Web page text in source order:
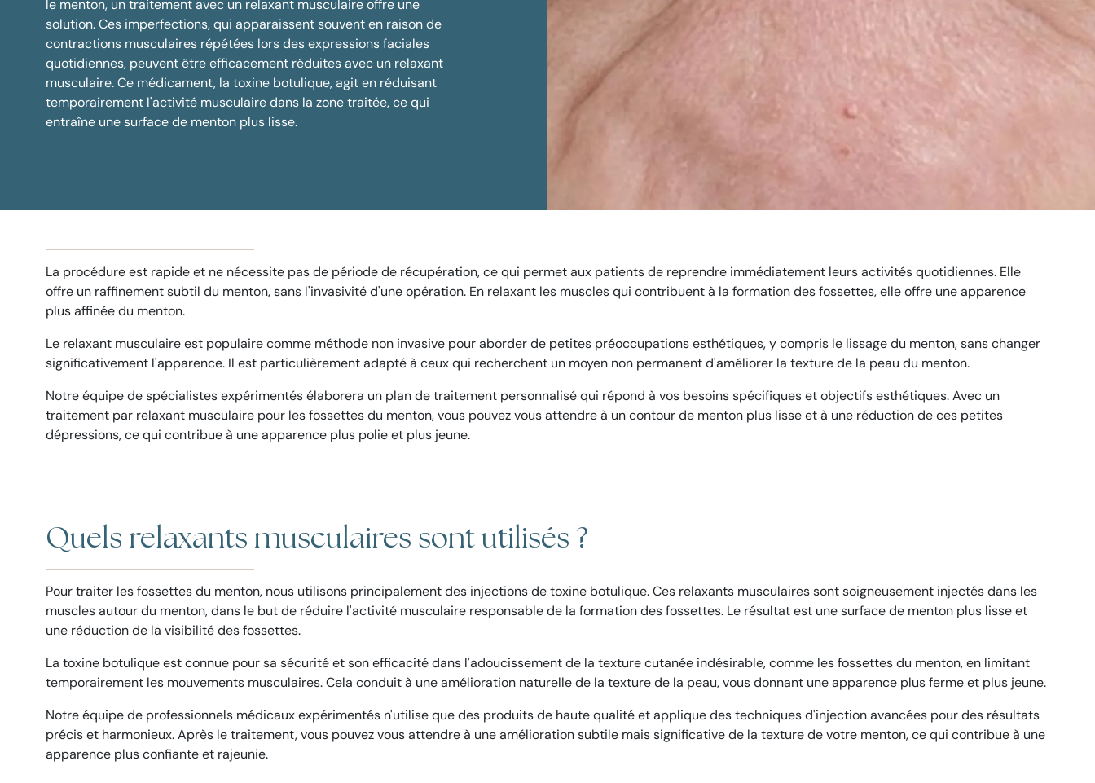
le menton, un traitement avec un relaxant musculaire offre une
solution. Ces imperfections, qui apparaissent souvent en raison de
contractions musculaires répétées lors des expressions faciales
quotidiennes, peuvent être efficacement réduites avec un relaxant
musculaire. Ce médicament, la toxine botulique, agit en réduisant
temporairement l'activité musculaire dans la zone traitée, ce qui
entraîne une surface de menton plus lisse.
La procédure est rapide et ne nécessite pas de période de récupération, ce qui permet aux patients de reprendre immédiatement leurs activités quotidiennes. Elle
offre un raffinement subtil du menton, sans l'invasivité d'une opération. En relaxant les muscles qui contribuent à la formation des fossettes, elle offre une apparence
plus affinée du menton.
Le relaxant musculaire est populaire comme méthode non invasive pour aborder de petites préoccupations esthétiques, y compris le lissage du menton, sans changer
significativement l'apparence. Il est particulièrement adapté à ceux qui recherchent un moyen non permanent d'améliorer la texture de la peau du menton.
Notre équipe de spécialistes expérimentés élaborera un plan de traitement personnalisé qui répond à vos besoins spécifiques et objectifs esthétiques. Avec un
traitement par relaxant musculaire pour les fossettes du menton, vous pouvez vous attendre à un contour de menton plus lisse et à une réduction de ces petites
dépressions, ce qui contribue à une apparence plus polie et plus jeune.
Quels relaxants musculaires sont utilisés ?
Pour traiter les fossettes du menton, nous utilisons principalement des injections de toxine botulique. Ces relaxants musculaires sont soigneusement injectés dans les
muscles autour du menton, dans le but de réduire l'activité musculaire responsable de la formation des fossettes. Le résultat est une surface de menton plus lisse et
une réduction de la visibilité des fossettes.
La toxine botulique est connue pour sa sécurité et son efficacité dans l'adoucissement de la texture cutanée indésirable, comme les fossettes du menton, en limitant
temporairement les mouvements musculaires. Cela conduit à une amélioration naturelle de la texture de la peau, vous donnant une apparence plus ferme et plus jeune.
Notre équipe de professionnels médicaux expérimentés n'utilise que des produits de haute qualité et applique des techniques d'injection avancées pour des résultats
précis et harmonieux. Après le traitement, vous pouvez vous attendre à une amélioration subtile mais significative de la texture de votre menton, ce qui contribue à une
apparence plus confiante et rajeunie.